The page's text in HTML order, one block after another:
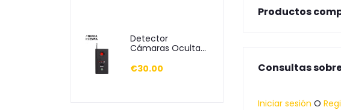
Detector
Cámaras Ocultas
€30.00
Productos
Consultas
Iniciar sesión O